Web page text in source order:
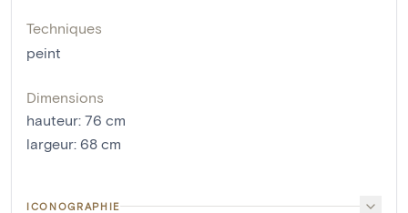
Techniques
peint
Dimensions
hauteur: 76 cm
largeur: 68 cm
ICONOGRAPHIE